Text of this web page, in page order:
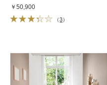
￥50,900
（3）